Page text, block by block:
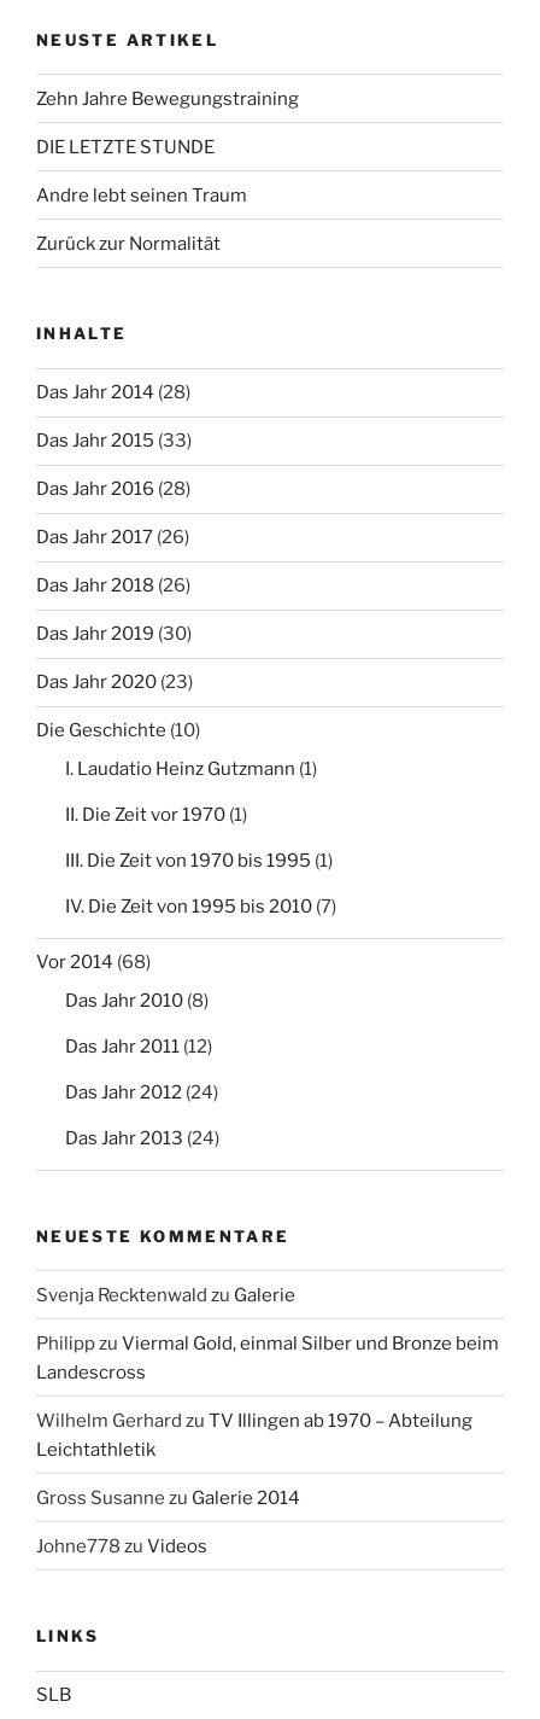
NEUSTE ARTIKEL
Zehn Jahre Bewegungstraining
DIE LETZTE STUNDE
Andre lebt seinen Traum
Zurück zur Normalität
INHALTE
Das Jahr 2014 (28)
Das Jahr 2015 (33)
Das Jahr 2016 (28)
Das Jahr 2017 (26)
Das Jahr 2018 (26)
Das Jahr 2019 (30)
Das Jahr 2020 (23)
Die Geschichte (10)
I. Laudatio Heinz Gutzmann (1)
II. Die Zeit vor 1970 (1)
III. Die Zeit von 1970 bis 1995 (1)
IV. Die Zeit von 1995 bis 2010 (7)
Vor 2014 (68)
Das Jahr 2010 (8)
Das Jahr 2011 (12)
Das Jahr 2012 (24)
Das Jahr 2013 (24)
NEUESTE KOMMENTARE
Svenja Recktenwald zu Galerie
Philippzu Viermal Gold, einmal Silber und Bronze beim
Landescross
Wilhelm Gerhard zu TV Illingen ab 1970 – Abteilung
Leichtathletik
Gross Susanne zu Galerie 2014
Johne778 zu Videos
LINKS
SLB